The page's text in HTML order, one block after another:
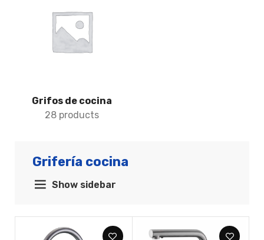
Grifos de cocina
28 products
Grifería cocina
Show sidebar